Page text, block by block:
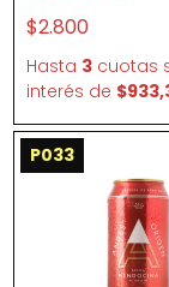
$2.800
Hasta 3 cuotas
interés de
P033